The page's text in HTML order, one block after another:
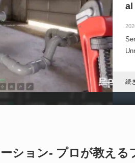
al
続
ション- プロが教える